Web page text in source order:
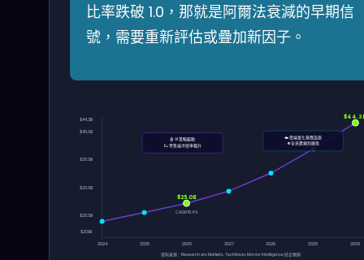
比率跌破 1.0，那就是阿爾法衰減的早期信
號，需要重新評估或疊加新因子。
2024 2025 2026 2027 2028 2029 2030
$21.9B
$25.0B
$30.0B
$35.0B
$40.0B
$44.3B
$25.0B
CAGR 15.4%
🤖 AI 策略驅動
📉 零售端滲透率飆升
☁️ 雲端量化基礎設施
🌐 全資產類別擴張
資料來源：Research and Markets, TechNavio, Mordor Intelligence 綜合預測